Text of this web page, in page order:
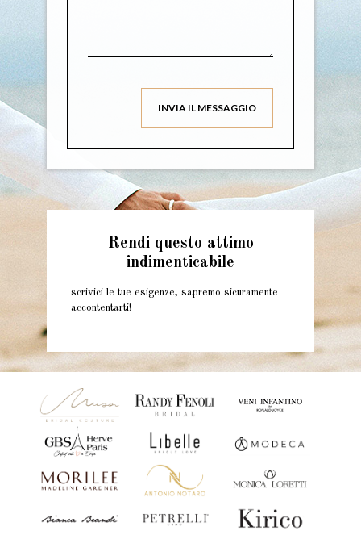
Rendi questo attimo
indimenticabile
scrivici le tue esigenze, sapremo sicuramente
accontentarti!